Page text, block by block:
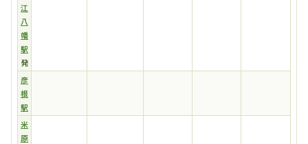
江
八
幡
駅
発
彦
根
駅
米
原